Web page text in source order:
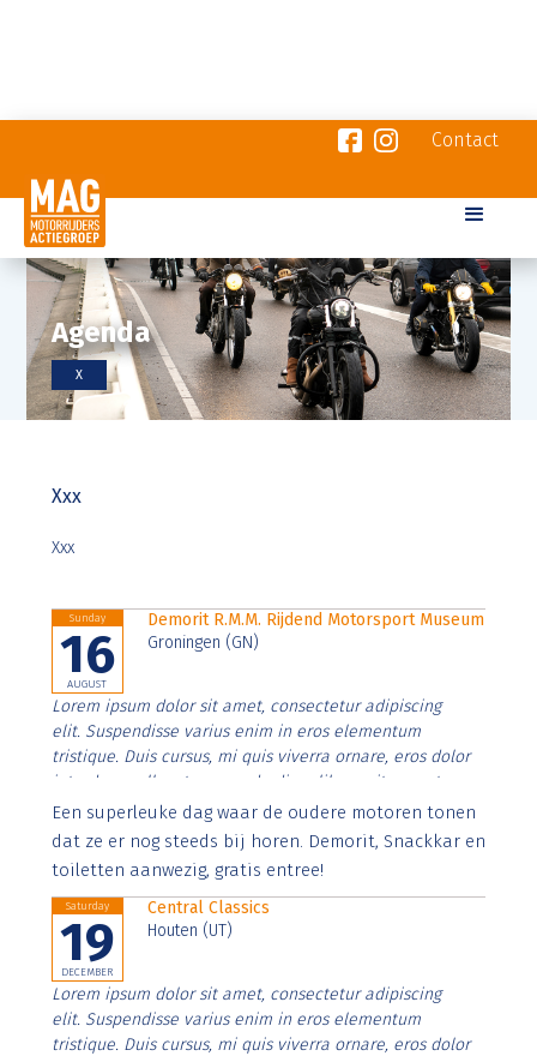
Contact
Agenda
X
Xxx
Xxx
Sunday
16
AUGUST
Demorit R.M.M. Rijdend Motorsport Museum
Groningen (GN)
Lorem ipsum dolor sit amet, consectetur adipiscing
elit. Suspendisse varius enim in eros elementum
tristique. Duis cursus, mi quis viverra ornare, eros dolor
interdum nulla, ut commodo diam libero vitae erat.
Aenean faucibus nibh et justo cursus id rutrum lorem
imperdiet. Nunc ut sem vitae risus tristique posuere.
Een superleuke dag waar de oudere motoren tonen
dat ze er nog steeds bij horen. Demorit, Snackkar en
toiletten aanwezig, gratis entree!
Saturday
19
DECEMBER
Central Classics
Houten (UT)
Lorem ipsum dolor sit amet, consectetur adipiscing
elit. Suspendisse varius enim in eros elementum
tristique. Duis cursus, mi quis viverra ornare, eros dolor